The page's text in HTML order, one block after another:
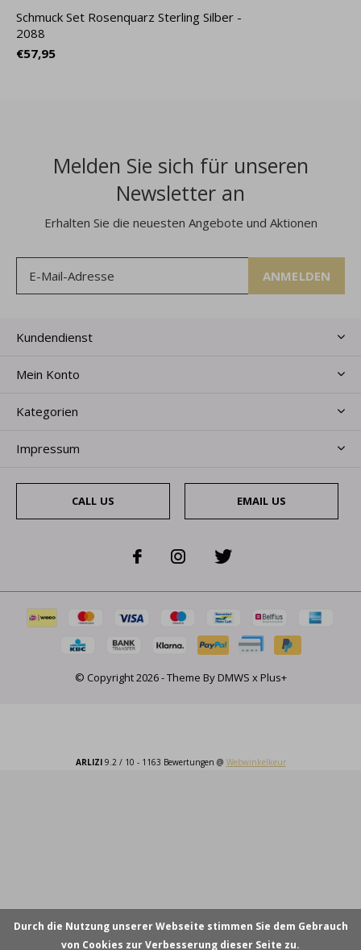
Schmuck Set Rosenquarz Sterling Silber -
2088
€57,95
Melden Sie sich für unseren
Newsletter an
Erhalten Sie die neuesten Angebote und Aktionen
ANMELDEN
Kundendienst
Mein Konto
Kategorien
Impressum
CALL US EMAIL US
© Copyright2026- Theme ByDMWS xPlus+
ARLIZI9.2/ 10 - 1163 Bewertungen @ Webwinkelkeur
Durch die Nutzung unserer Webseite stimmen Sie dem Gebrauch
von Cookies zur Verbesserung dieser Seite zu.